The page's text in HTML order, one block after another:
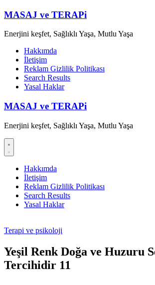
Skip
content
MASAJ ve TERAPi
Enerjini keşfet, Sağlıklı Yaşa, Mutlu Yaşa
Hakkımda
İletişim
Reklam Gizlilik Politikası
Search Results
Yasal Haklar
MASAJ ve TERAPi
Enerjini keşfet, Sağlıklı Yaşa, Mutlu Yaşa
Hakkımda
İletişim
Reklam Gizlilik Politikası
Search Results
Yasal Haklar
Terapi ve psikoloji
Yeşil Renk Doğa ve Huzuru
Tercihidir 11